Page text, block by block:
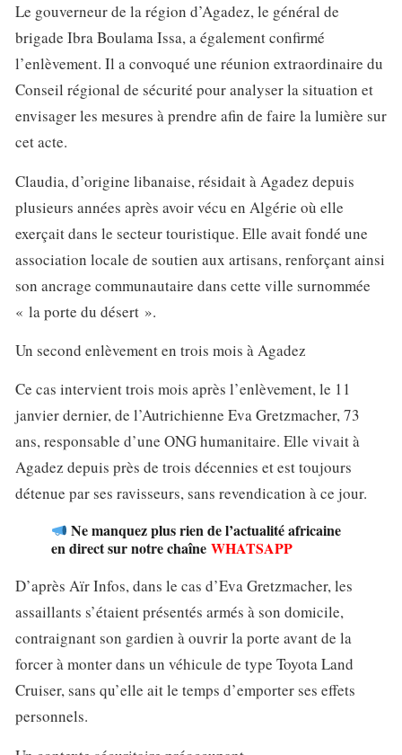
Le gouverneur de la région d’Agadez, le général de
brigade Ibra Boulama Issa, a également confirmé
l’enlèvement. Il a convoqué une réunion extraordinaire du
Conseil régional de sécurité pour analyser la situation et
envisager les mesures à prendre afin de faire la lumière sur
cet acte.
Claudia, d’origine libanaise, résidait à Agadez depuis
plusieurs années après avoir vécu en Algérie où elle
exerçait dans le secteur touristique. Elle avait fondé une
association locale de soutien aux artisans, renforçant ainsi
son ancrage communautaire dans cette ville surnommée
« la porte du désert ».
Un second enlèvement en trois mois à Agadez
Ce cas intervient trois mois après l’enlèvement, le 11
janvier dernier, de l’Autrichienne Eva Gretzmacher, 73
ans, responsable d’une ONG humanitaire. Elle vivait à
Agadez depuis près de trois décennies et est toujours
détenue par ses ravisseurs, sans revendication à ce jour.
Ne manquez plus rien de l’actualité africaine
en direct sur notre chaîne WHATSAPP
D’après Aïr Infos, dans le cas d’Eva Gretzmacher, les
assaillants s’étaient présentés armés à son domicile,
contraignant son gardien à ouvrir la porte avant de la
forcer à monter dans un véhicule de type Toyota Land
Cruiser, sans qu’elle ait le temps d’emporter ses effets
personnels.